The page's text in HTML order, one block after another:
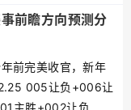
主场背水一战战意
前瞻方向预测分
前完美收官，新年
005让负+006让
主胜+002让负